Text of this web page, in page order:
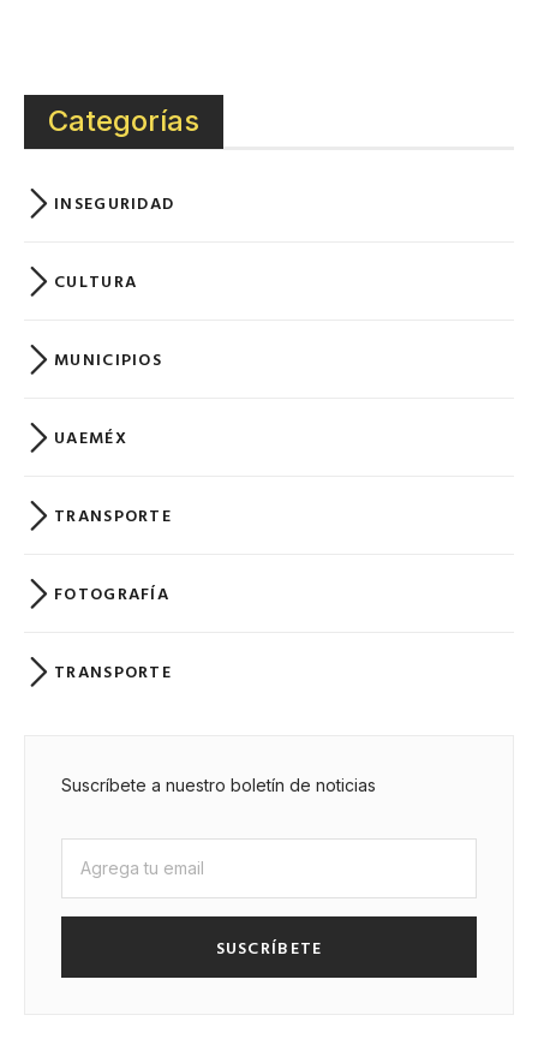
Categorías
INSEGURIDAD
CULTURA
MUNICIPIOS
UAEMÉX
TRANSPORTE
FOTOGRAFÍA
TRANSPORTE
Suscríbete a nuestro boletín de noticias
SUSCRÍBETE